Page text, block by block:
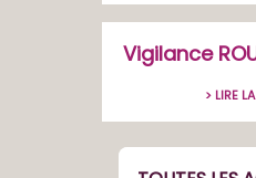
Vigilance
> LIRE